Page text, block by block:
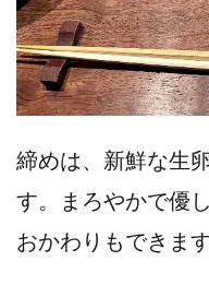
締めは、新鮮な生
す。まろやかで優
おかわりもできます